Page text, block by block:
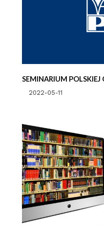
SEMINARIUM POLSKIEJ
2022-05-11